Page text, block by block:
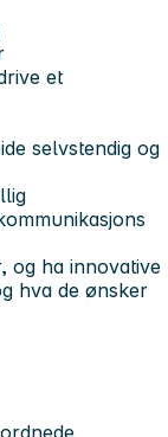
et
selvstendig og
og ha innovative
hva de ønsker